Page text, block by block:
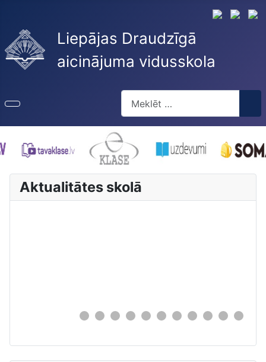
Liepājas Draudzīgā
aicinājuma vidusskola
Type 2 or more characters for
Aktualitātes skolā